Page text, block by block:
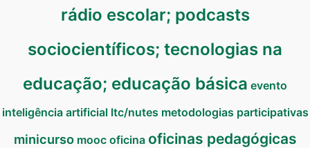
rádio escolar; podcasts
sociocientíficos; tecnologias na
educação; educação básica evento
inteligência artificial ltc/nutes metodologias participativas
minicurso mooc oficina oficinas pedagógicas